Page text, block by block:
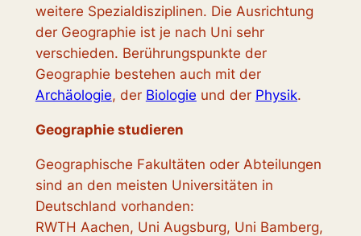
weitere Spezialdisziplinen. Die Ausrichtung
der Geographie ist je nach Uni sehr
verschieden. Berührungspunkte der
Geographie bestehen auch mit der
Archäologie, der Biologie und der Physik.
Geographie studieren
Geographische Fakultäten oder Abteilungen
sind an den meisten Universitäten in
Deutschland vorhanden:
RWTH Aachen, Uni Augsburg, Uni Bamberg,